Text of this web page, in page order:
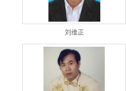
刘维正